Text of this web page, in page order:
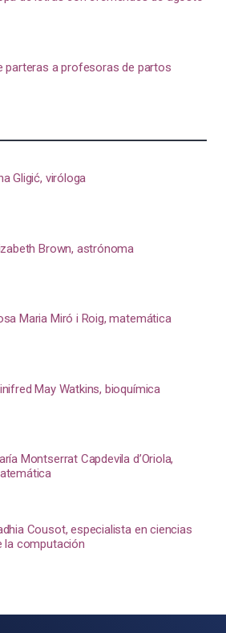
parteras a profesoras de partos
Gligić, viróloga
Brown, astrónoma
Maria Miró i Roig, matemática
May Watkins, bioquímica
Montserrat Capdevila d’Oriola,
Cousot, especialista en ciencias
la computación